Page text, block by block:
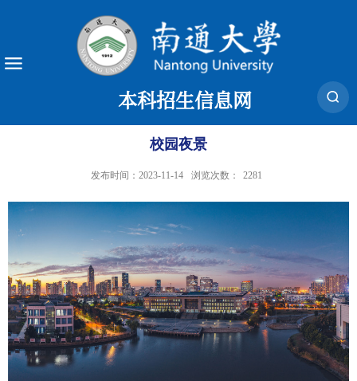
本科招生信息网
校园夜景
发布时间：2023-11-14 浏览次数： 2281